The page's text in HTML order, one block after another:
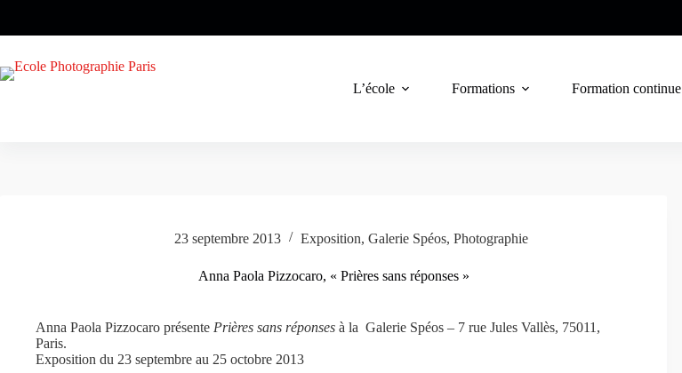
contenu
L’école Formations Formation continue
23 septembre 2013 Exposition, Galerie Spéos, Photographie
Anna Paola Pizzocaro, « Prières sans réponses »
Anna Paola Pizzocaro présente Prières sans réponses à la Galerie Spéos – 7 rue Jules Vallès, 75011,
Paris.
Exposition du 23 septembre au 25 octobre 2013